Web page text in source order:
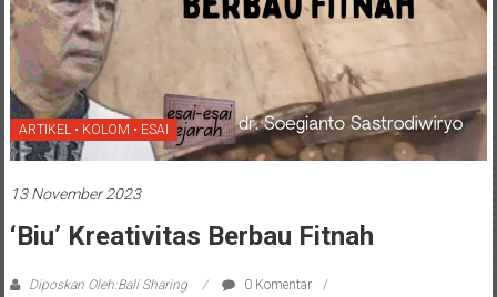
ARTIKEL • KOLOM • ESAI
13 November 2023
‘Biu’ Kreativitas Berbau Fitnah
Diposkan Oleh:Bali Sharing
0 Komentar